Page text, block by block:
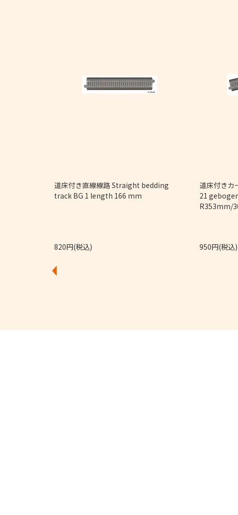
道床付き直線線路 Straight bedding
track BG 1 length 166 mm
820円(税込)
道床付きカ
21
R353mm/
950円(税込)